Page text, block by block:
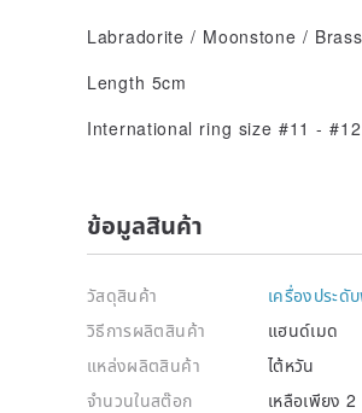
Labradorite / Moonstone / Brass
Length 5cm
International ring size #11 -
ข้อมูลสินค้า
วัสดุสินค้า
เครื่องประดั
วิธีการผลิตสินค้า
แฮนด์เมด
แหล่งผลิตสินค้า
ไต้หวัน
จำนวนในสต๊อก
เหลือเพียง